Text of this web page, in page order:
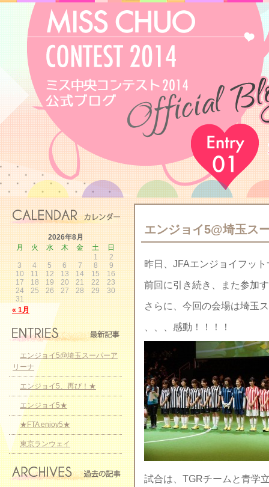
エンジョイ5@埼玉ス
昨日、JFAエンジョイフッ
前回に引き続き、また参加
さらに、今回の会場は埼玉
、、、感動！！！！
試合は、TGRチームと青学
2026年8月
月
火 水 木 金 土 日
« 1月
1
2
3
4 5 6 7 8
9
10
11 12 13 14 15
16
17
18 19 20 21 22
23
24
25 26 27 28 29
30
31
エンジョイ5@埼玉スーパーア
リーナ
エンジョイ5、再び！★
エンジョイ5★
★FTA enjoy5★
東京ランウェイ